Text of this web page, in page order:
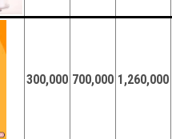
300,000 700,000 1,260,000